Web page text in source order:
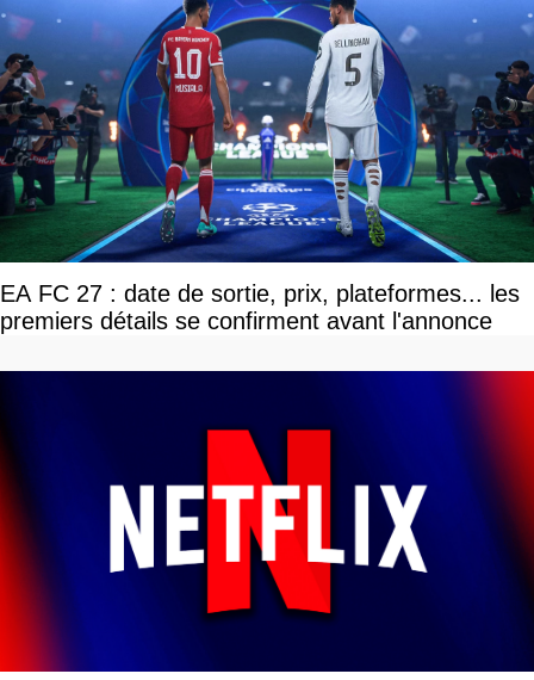
EA FC 27 : date de sortie, prix, plateformes... les
premiers détails se confirment avant l'annonce